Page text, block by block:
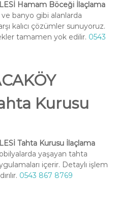
Hamam Böceği İlaçlama
banyo gibi alanlarda
kalıcı çözümler sunuyoruz.
tamamen yok edilir. 0543
Kurusu
Tahta Kurusu İlaçlama
yaşayan tahta
içerir. Detaylı işlem
0543 867 8769